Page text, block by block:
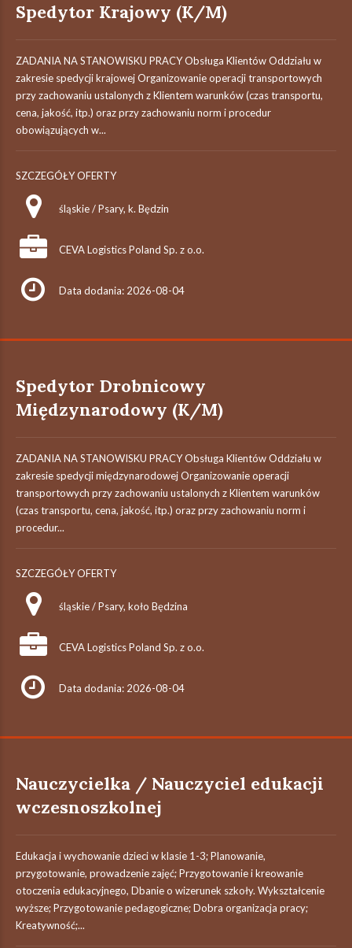
Spedytor Krajowy (K/M)
ZADANIA NA STANOWISKU PRACY Obsługa Klientów Oddziału w
zakresie spedycji krajowej Organizowanie operacji transportowych
przy zachowaniu ustalonych z Klientem warunków (czas transportu,
cena, jakość, itp.) oraz przy zachowaniu norm i procedur
obowiązujących w...
SZCZEGÓŁY OFERTY
śląskie / Psary, k. Będzin
CEVA Logistics Poland Sp. z o.o.
Data dodania: 2026-08-04
Spedytor Drobnicowy
Międzynarodowy (K/M)
ZADANIA NA STANOWISKU PRACY Obsługa Klientów Oddziału w
zakresie spedycji międzynarodowej Organizowanie operacji
transportowych przy zachowaniu ustalonych z Klientem warunków
(czas transportu, cena, jakość, itp.) oraz przy zachowaniu norm i
procedur...
SZCZEGÓŁY OFERTY
śląskie / Psary, koło Będzina
CEVA Logistics Poland Sp. z o.o.
Data dodania: 2026-08-04
Nauczycielka / Nauczyciel edukacji
wczesnoszkolnej
Edukacja i wychowanie dzieci w klasie 1-3; Planowanie,
przygotowanie, prowadzenie zajęć; Przygotowanie i kreowanie
otoczenia edukacyjnego, Dbanie o wizerunek szkoły. Wykształcenie
wyższe; Przygotowanie pedagogiczne; Dobra organizacja pracy;
Kreatywność;...